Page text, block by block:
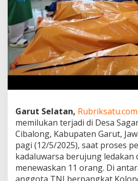
a
t
a
n
T
e
w
a
k
n
1
1
O
r
a
n
g
Garut Selatan, Rubriksatu.com
memilukan terjadi di Desa
Cibalong, Kabupaten Garut,
pagi (12/5/2025), saat proses
kadaluwarsa berujung ledakan
menewaskan 11 orang. Di